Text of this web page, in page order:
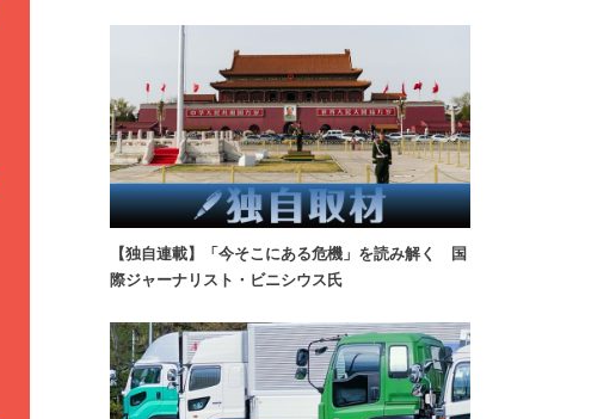
【独自連載】「今そこにある危機」を読み解く 国
際ジャーナリスト・ビニシウス氏